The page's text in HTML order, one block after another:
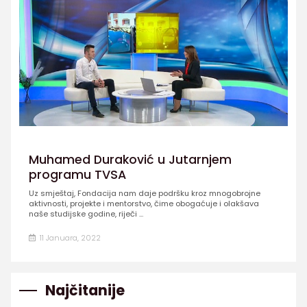
Muhamed Duraković u Jutarnjem
programu TVSA
Uz smještaj, Fondacija nam daje podršku kroz mnogobrojne
aktivnosti, projekte i mentorstvo, čime obogaćuje i olakšava
naše studijske godine, riječi ...
11 Januara, 2022
Najčitanije